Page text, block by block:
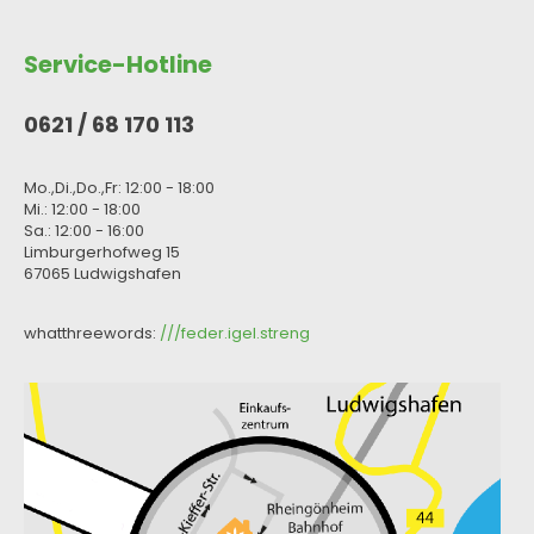
Service-Hotline
0621 / 68 170 113
Mo.,Di.,Do.,Fr: 12:00 - 18:00
Mi.: 12:00 - 18:00
Sa.: 12:00 - 16:00
Limburgerhofweg 15
67065 Ludwigshafen
whatthreewords: ///feder.igel.streng